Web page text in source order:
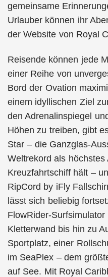
gemeinsame
Urlauber können ihr
der Website von Royal
Reisende können jede
einer Reihe von
Bord der Ovation
einem idyllischen Ziel
den Adrenalinspiegel
Höhen zu treiben, gibt
Star – die Ganzglas-
Weltrekord als
Kreuzfahrtschiff hält –
RipCord by iFly
lässt sich beliebig
FlowRider-
Kletterwand bis hin zu
Sportplatz, einer
im SeaPlex – dem
auf See. Mit Royal